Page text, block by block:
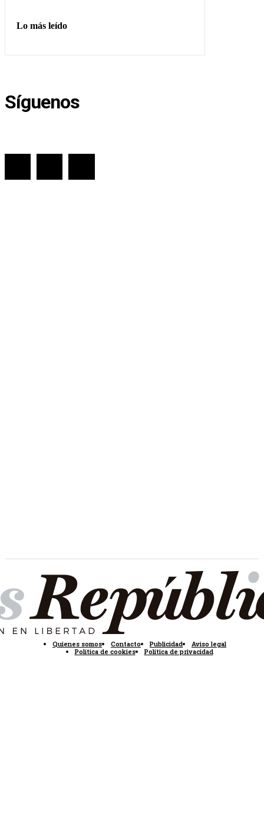
Lo más leído
Síguenos
Quienes somos Contacto Publicidad
Aviso legal
Política de cookies
Política de privacidad